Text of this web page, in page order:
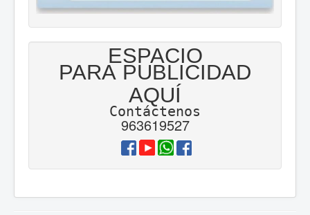
ESPACIO
PARA PUBLICIDAD
AQUÍ
Contáctenos
963619527